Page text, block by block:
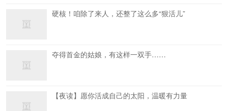
硬核！咱除了来人，还整了这么多“狠活儿”
夺得首金的姑娘，有这样一双手……
【夜读】愿你活成自己的太阳，温暖有力量